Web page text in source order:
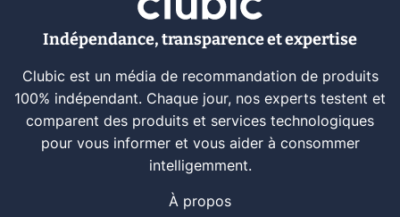
Indépendance, transparence et expertise
Clubic est un média de recommandation de produits
100% indépendant. Chaque jour, nos experts testent et
comparent des produits et services technologiques
pour vous informer et vous aider à consommer
intelligemment.
À propos